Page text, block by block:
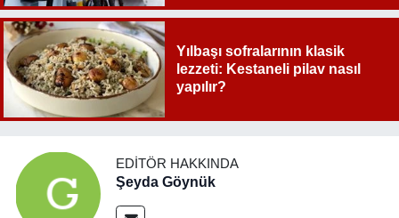
Yılbaşı sofralarının klasik
lezzeti: Kestaneli pilav nasıl
yapılır?
EDITÖR HAKKINDA
Şeyda Göynük